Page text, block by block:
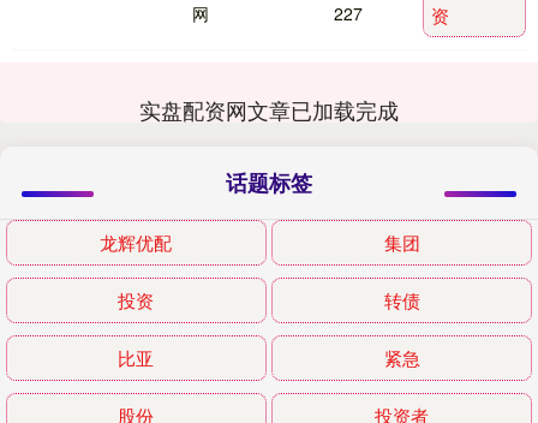
网
227
资
实盘配资网文章已加载完成
话题标签
龙辉优配 集团
投资 转债
比亚 紧急
股份 投资者